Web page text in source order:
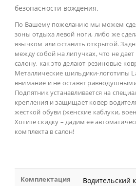
безопасности вождения.
По Вашему пожеланию мы можем
зоны отдыха левой ноги, либо же
язычком или оставить открытой.
между собой на липучках, что не дает
салону, как это делают резиновые
Металлические шильдики-логотипы
внимание и не оставят
Подпятник устанавливается на
крепления и защищает ковер
жесткой обуви (женские каблуки,
Хотите скидку – дадим ее
комплекта в салон!
Комплектация Водительский